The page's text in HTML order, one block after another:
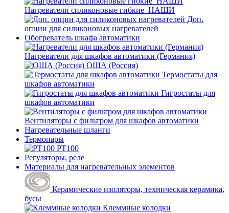
Нагреватели силиконовые гибкие_НАШИ
Доп.
опции для силиконовых нагревателей
Обогреватель шкафа автоматики
Нагреватели для шкафов автоматики (Германия)
ОША (Россия)
Термостаты для
шкафов автоматики
Гигростаты для
шкафов автоматики
Вентиляторы с фильтром для шкафов автоматики
Нагревательные шланги
Термопары
PT100
Регуляторы, реле
Материалы для нагревательных элементов
Керамические изоляторы, техническая керамика,
бусы
Клеммные колодки